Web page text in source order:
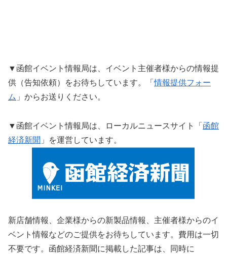
▼函館イベント情報局は、イベント主催者様からの情報提
供（告知依頼）をお待ちしています。「情報提供フォー
ム 」からお送りください。
▼函館イベント情報局は、ローカルニュースサイト「 函館
経済新聞 」を運営しています。
新店舗情報、企業様からの新製品情報、主催者様からのイ
ベント情報などのご提供をお待ちしています。費用は一切
不要です。函館経済新聞に掲載した記事は、同時に